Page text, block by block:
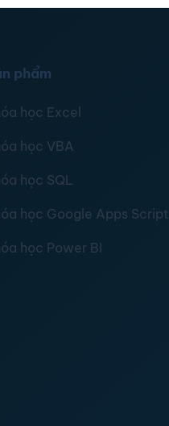
phẩm
học Excel
học VBA
học SQL
học Google Apps Script
học Power BI